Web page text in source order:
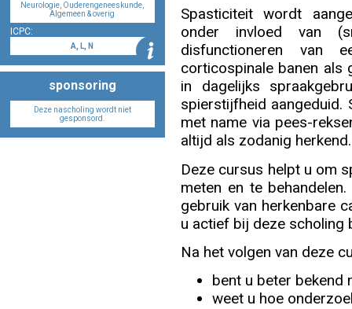
Registreren
Inloggen
Neurologie, Ouderengeneeskunde,
Algemeen & overig
ICPC:
A, L, N
sponsoring
Deze nascholing wordt niet
gesponsord.
Spasticiteit wordt
onder invloed van
disfunctioneren van
corticospinale banen als
in dagelijks
spierstijfheid aangeduid.
met name via pees-
altijd als zodanig herkend.
Deze cursus helpt u om
meten en te
gebruik van herkenbare
u actief bij deze scholing
Na het volgen van deze
bent u beter bekend
weet u hoe